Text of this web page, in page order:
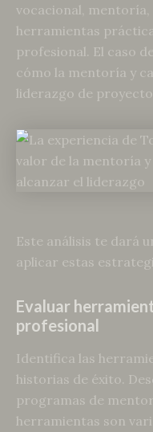
vocacional,
herramientas
profesional. El caso
cómo la mentoría y
liderazgo de
Este análisis te dará
aplicar estas
Evaluar
profesional
Identifica las
historias de éxito.
programas de
herramientas son